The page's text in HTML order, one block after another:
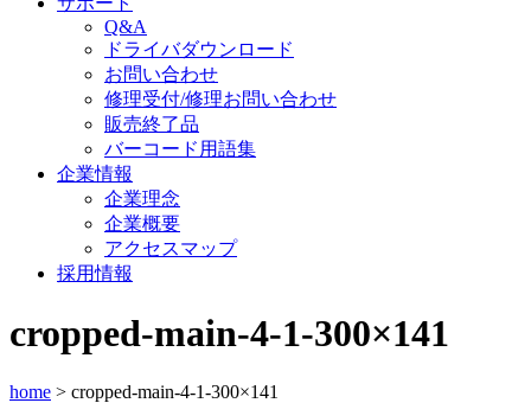
Q&A
ドライバダウンロード
お問い合わせ
修理受付/修理お問い合わせ
販売終了品
バーコード用語集
企業情報
企業理念
企業概要
アクセスマップ
採用情報
cropped-main-4-1-300×141
home > cropped-main-4-1-300×141